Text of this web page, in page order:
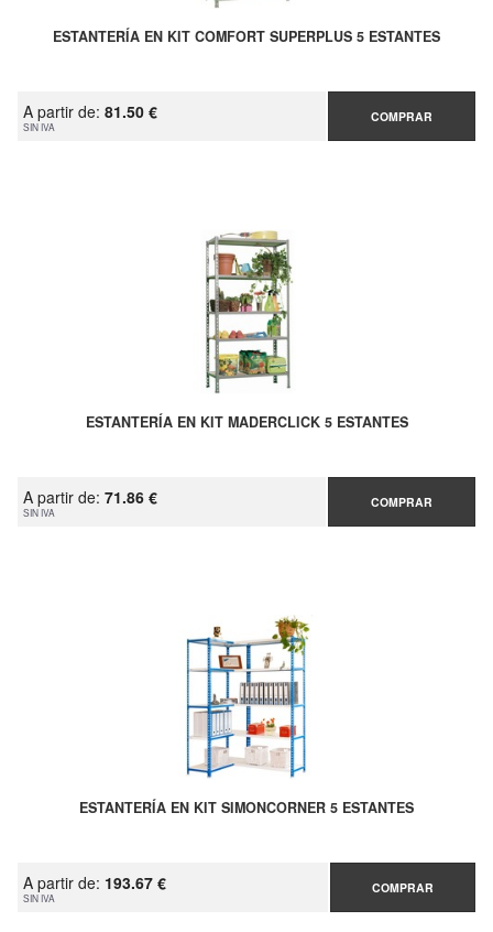
ESTANTERÍA EN KIT COMFORT SUPERPLUS 5 ESTANTES
A partir de: 81.50 €
SIN IVA
COMPRAR
ESTANTERÍA EN KIT MADERCLICK 5 ESTANTES
A partir de: 71.86 €
SIN IVA
COMPRAR
ESTANTERÍA EN KIT SIMONCORNER 5 ESTANTES
A partir de: 193.67 €
SIN IVA
COMPRAR